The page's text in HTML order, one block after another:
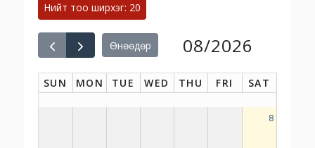
Нийт тоо ширхэг: 20
Өнөөдөр 08/2026
SUN MON TUE WED THU FRI SAT
8